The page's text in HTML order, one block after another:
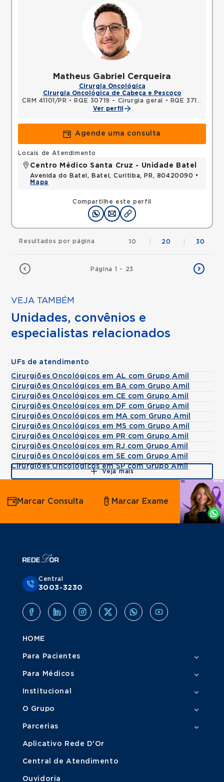
Matheus Gabriel Cerqueira
Cirurgia Oncológica
Cirurgia Oncológica de Cabeça e Pescoço
CRM 41101/PR • RQE 30719 - Cirurgia geral •
RQE 37135 - Cirurgia oncológica
Ver perfil
Agende uma consulta
Compartilhe este perfil
Locais de Atendimento
Centro Médico Santa Cruz - Unidade Batel
Avenida do Batel, Batel, Curitiba, PR, 80420090 •
Mapa
Página 1 - 23
Resultados por página 10 20 30
VEJA TAMBÉM
Unidades, convênios e
especialistas relacionados
UFs de atendimento
Cirurgiões Oncológicos em AL com Grupo Amil
Cirurgiões Oncológicos em BA com Grupo Amil
Cirurgiões Oncológicos em CE com Grupo Amil
Cirurgiões Oncológicos em DF com Grupo Amil
Cirurgiões Oncológicos em MA com Grupo Amil
Cirurgiões Oncológicos em MS com Grupo Amil
Cirurgiões Oncológicos em PR com Grupo Amil
Cirurgiões Oncológicos em RJ com Grupo Amil
Cirurgiões Oncológicos em SE com Grupo Amil
Cirurgiões Oncológicos em SP com Grupo Amil
Veja mais
Agende
por
Whatsapp
Marcar Consulta Marcar Exame
Central
3003-3230
HOME
Para Pacientes
Para Médicos
Institucional
O Grupo
Parcerias
Aplicativo Rede D'Or
Central de Atendimento
Ouvidoria